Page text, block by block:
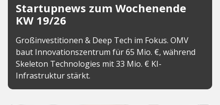
Startupnews zum Wochenende
KW 19/26
Großinvestitionen & Deep Tech im Fokus. OMV
baut Innovationszentrum für 65 Mio. €, während
Skeleton Technologies mit 33 Mio. € KI-
Infrastruktur stärkt.